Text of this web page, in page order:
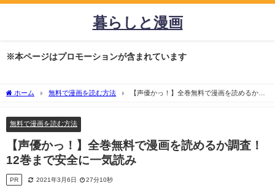
暮らしと漫画
※本ページはプロモーションが含まれています
ホーム 無料で漫画を読む方法
【声優かっ！】全巻無料で漫画を読めるか調
無料で漫画を読む方法
【声優かっ！】全巻無料で漫画を読めるか調査！
12巻まで安全に一気読み
PR 2021年3月6日 27分10秒